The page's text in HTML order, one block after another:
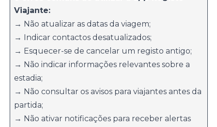
Viajante:
→ Não atualizar as datas da viagem;
→ Indicar contactos desatualizados;
→ Esquecer-se de cancelar um registo antigo;
→ Não indicar informações relevantes sobre a
estadia;
→ Não consultar os avisos para viajantes antes da
partida;
→ Não ativar notificações para receber alertas